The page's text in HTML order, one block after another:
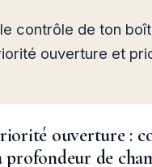
contrôle de ton
ouverture et
ouverture :
profondeur de